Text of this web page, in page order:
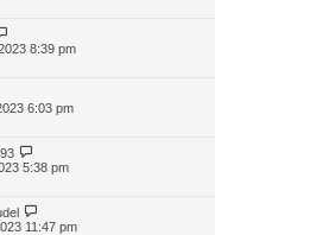
8:39 pm
6:03 pm
5:38 pm
11:47 pm